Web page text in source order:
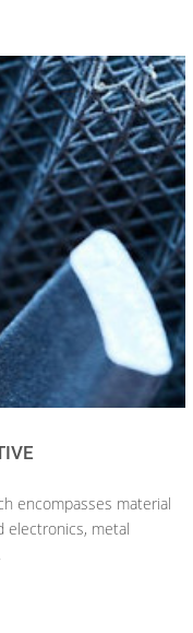
encompasses material
electronics, metal